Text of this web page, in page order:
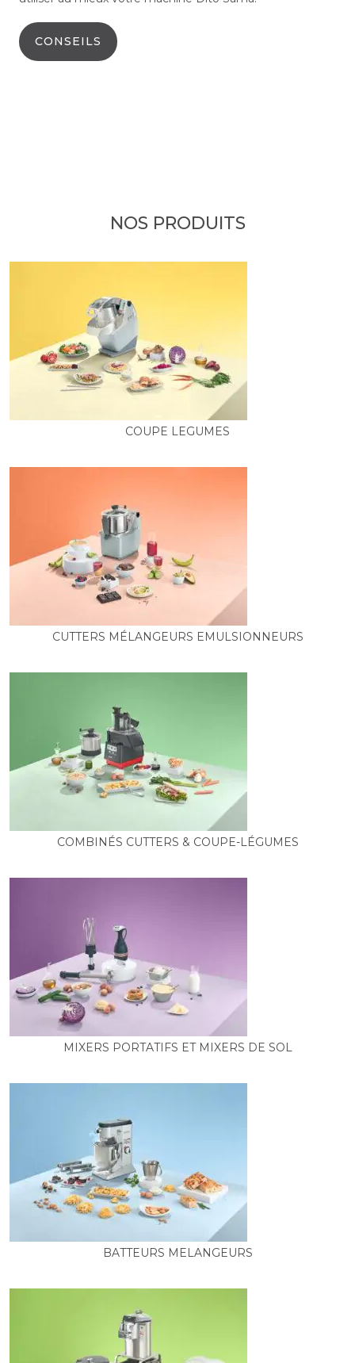
CONSEILS
NOS PRODUITS
COUPE LEGUMES
CUTTERS MÉLANGEURS EMULSIONNEURS
COMBINÉS CUTTERS & COUPE-LÉGUMES
MIXERS PORTATIFS ET MIXERS DE SOL
BATTEURS MELANGEURS